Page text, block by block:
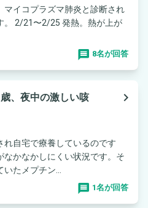
マイコプラズマ肺炎と診断され
が
8名が回答
、夜中の激しい咳
navigate_next
れ自宅で療養しているのです
かなかしにくい状況です。そ
たメプチン...
1名が回答